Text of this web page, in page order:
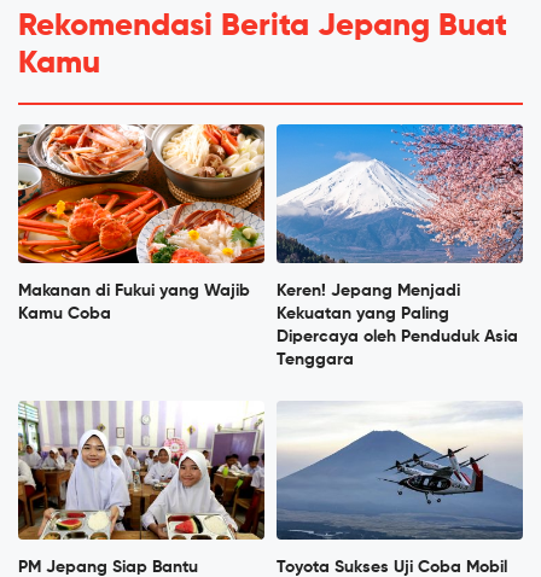
Rekomendasi Berita Jepang Buat
Kamu
Makanan di Fukui yang Wajib
Kamu Coba
Keren! Jepang Menjadi
Kekuatan yang Paling
Dipercaya oleh Penduduk Asia
Tenggara
PM Jepang Siap Bantu
Toyota Sukses Uji Coba Mobil